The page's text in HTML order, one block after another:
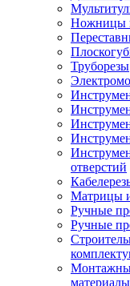
Ножницы
Труборезы
отверстий
Матрицы
Ручные
Ручные
материалы